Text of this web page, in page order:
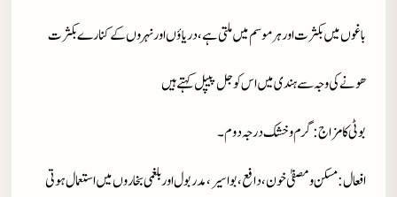
باغوں میں بکثرت اور ہر موسم میں ملتی ہے، دریاؤں اور نہروں کے کنارے بکثرت
ھونے کی وجہ سے ہندی میں اس کو جل پیپل کہتے ہیں
بوٹی کا مزاج: گرم وخشک درجہ دوم۔
افعال: مسکن و مصفیٰ خون، دافع ، بواسیر، مدربول اور بلغمی بخاروں میں استعمال ہوتی